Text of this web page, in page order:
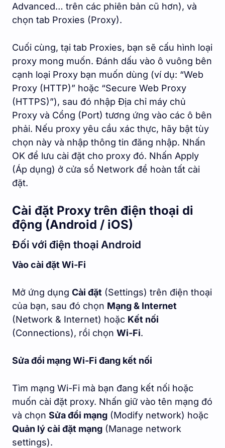
Advanced… trên các phiên bản cũ hơn), và
chọn tab Proxies (Proxy).
Cuối cùng, tại tab Proxies, bạn sẽ cấu hình loại
proxy mong muốn. Đánh dấu vào ô vuông bên
cạnh loại Proxy bạn muốn dùng (ví dụ: “Web
Proxy (HTTP)” hoặc “Secure Web Proxy
(HTTPS)”), sau đó nhập Địa chỉ máy chủ
Proxy và Cổng (Port) tương ứng vào các ô bên
phải. Nếu proxy yêu cầu xác thực, hãy bật tùy
chọn này và nhập thông tin đăng nhập. Nhấn
OK để lưu cài đặt cho proxy đó. Nhấn Apply
(Áp dụng) ở cửa sổ Network để hoàn tất cài
đặt.
Cài đặt Proxy trên điện thoại di
động (Android / iOS)
Đối với điện thoại Android
Vào cài đặt Wi-Fi
Mở ứng dụng Cài đặt (Settings) trên điện thoại
của bạn, sau đó chọn Mạng & Internet
(Network & Internet) hoặc Kết nối
(Connections), rồi chọn Wi-Fi.
Sửa đổi mạng Wi-Fi đang kết nối
Tìm mạng Wi-Fi mà bạn đang kết nối hoặc
muốn cài đặt proxy. Nhấn giữ vào tên mạng đó
và chọn Sửa đổi mạng (Modify network) hoặc
Quản lý cài đặt mạng (Manage network
settings).